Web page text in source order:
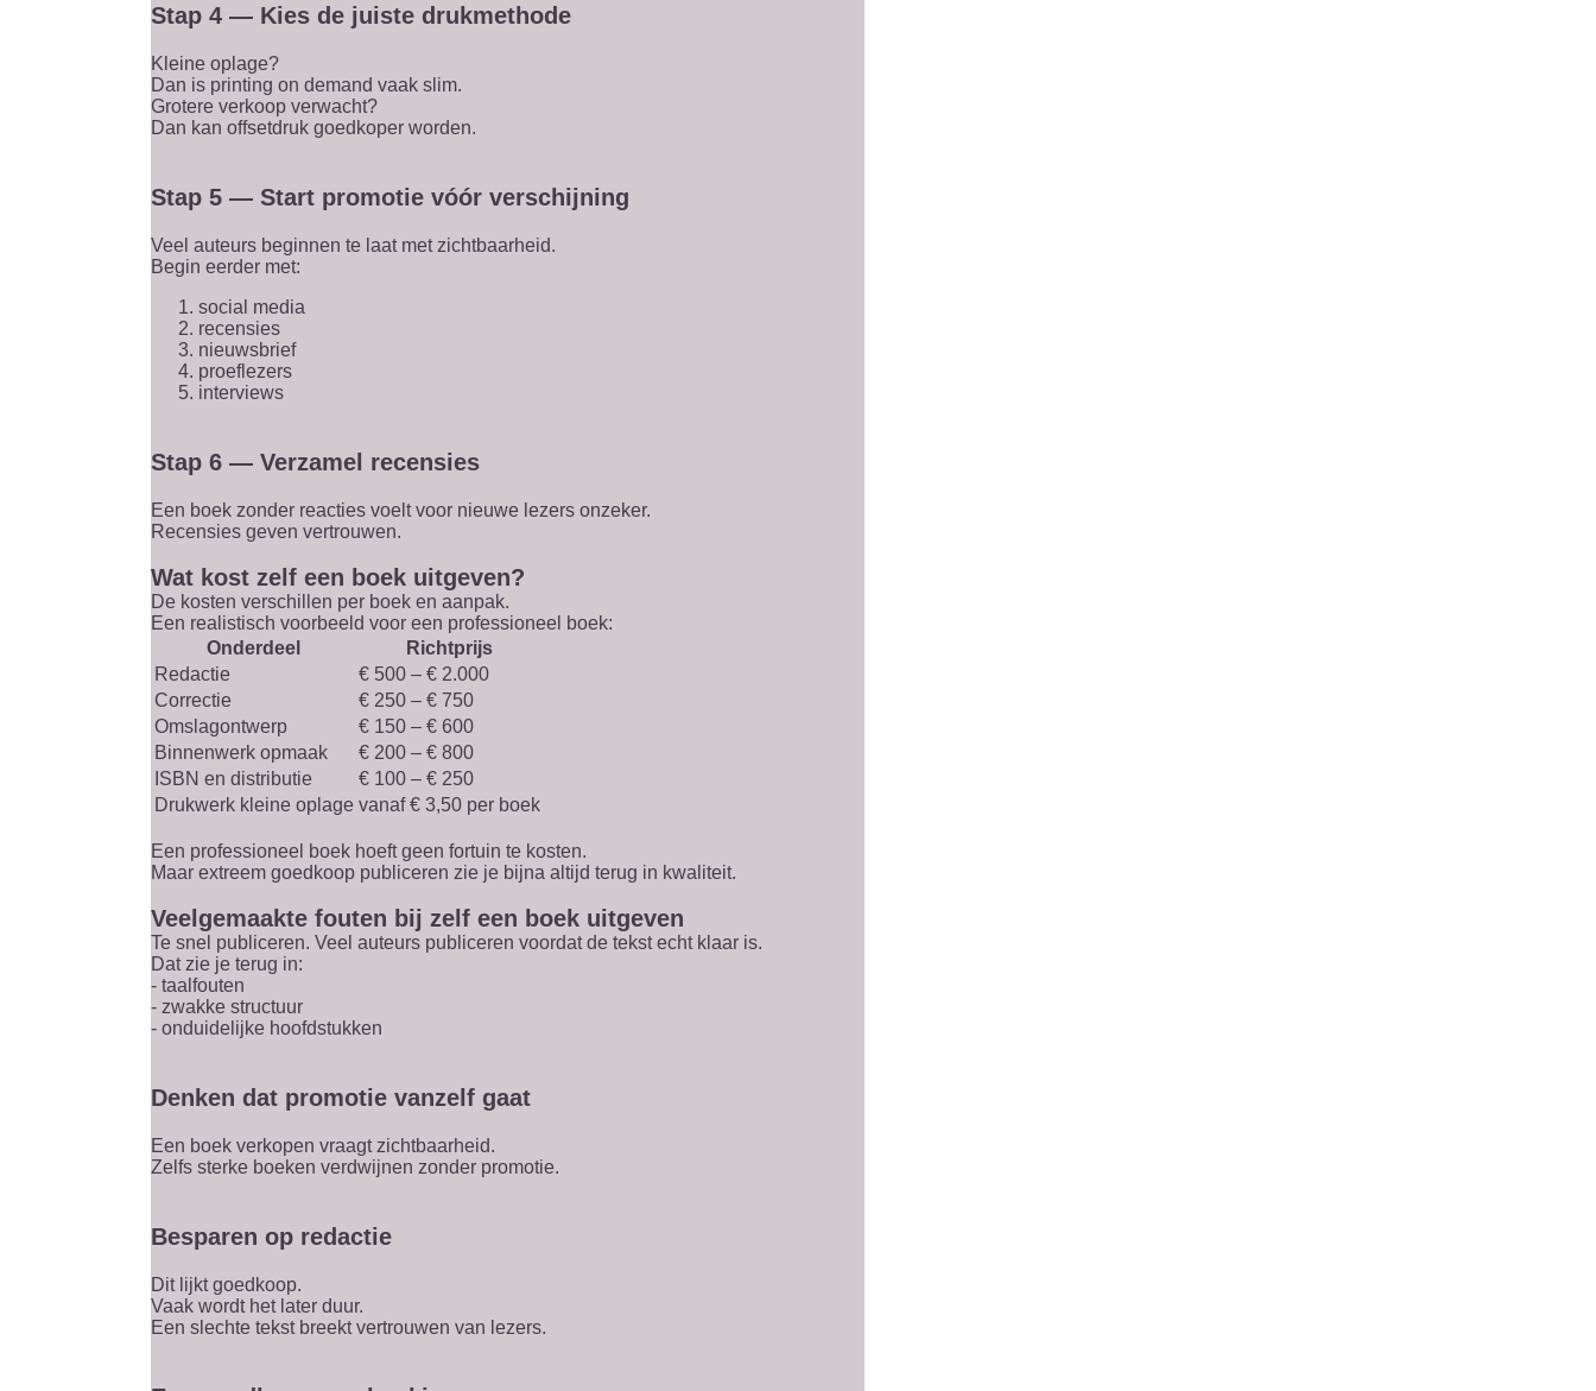
Stap 4 — Kies de juiste drukmethode
Kleine oplage?
Dan is printing on demand vaak slim.
Grotere verkoop verwacht?
Dan kan offsetdruk goedkoper worden.
Stap 5 — Start promotie vóór verschijning
Veel auteurs beginnen te laat met zichtbaarheid.
Begin eerder met:
social media
recensies
nieuwsbrief
proeflezers
interviews
Stap 6 — Verzamel recensies
Een boek zonder reacties voelt voor nieuwe lezers onzeker.
Recensies geven vertrouwen.
Wat kost zelf een boek uitgeven?
De kosten verschillen per boek en aanpak.
Een realistisch voorbeeld voor een professioneel boek:
Onderdeel
Richtprijs
Redactie
€ 500 – € 2.000
Correctie
€ 250 – € 750
Omslagontwerp
€ 150 – € 600
Binnenwerk opmaak
€ 200 – € 800
ISBN en distributie
€ 100 – € 250
Drukwerk kleine oplage vanaf € 3,50 per boek
Een professioneel boek hoeft geen fortuin te kosten.
Maar extreem goedkoop publiceren zie je bijna altijd terug in kwaliteit.
Veelgemaakte fouten bij zelf een boek uitgeven
Te snel publiceren. Veel auteurs publiceren voordat de tekst echt klaar is.
Dat zie je terug in:
- taalfouten
- zwakke structuur
- onduidelijke hoofdstukken
Denken dat promotie vanzelf gaat
Een boek verkopen vraagt zichtbaarheid.
Zelfs sterke boeken verdwijnen zonder promotie.
Besparen op redactie
Dit lijkt goedkoop.
Vaak wordt het later duur.
Een slechte tekst breekt vertrouwen van lezers.